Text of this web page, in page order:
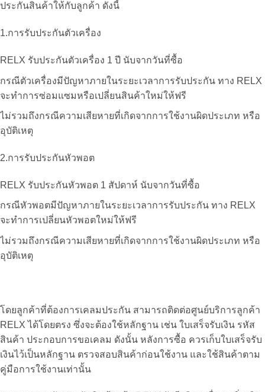
ประกันสินค้าให้กับลูกค้า ดังนี้
1.การรับประกันตัวเครื่อง
RELX รับประกันตัวเครื่อง 1 ปี นับจากวันที่ซื้อ
กรณีตัวเครื่องมีปัญหาภายในระยะเวลาการรับประกัน ทาง RELX
จะทำการซ่อมแซมหรือเปลี่ยนสินค้าใหม่ให้ฟรี
ไม่รวมถึงกรณีความเสียหายที่เกิดจากการใช้งานผิดประเภท หรือ
อุบัติเหตุ
2.การรับประกันหัวพอต
RELX รับประกันหัวพอต 1 สัปดาห์ นับจากวันที่ซื้อ
กรณีหัวพอตมีปัญหาภายในระยะเวลาการรับประกัน ทาง RELX
จะทำการเปลี่ยนหัวพอตใหม่ให้ฟรี
ไม่รวมถึงกรณีความเสียหายที่เกิดจากการใช้งานผิดประเภท หรือ
อุบัติเหตุ
โดยลูกค้าที่ต้องการเคลมประกัน สามารถติดต่อศูนย์บริการลูกค้า
RELX ได้โดยตรง ซึ่งจะต้องใช้หลักฐาน เช่น ใบเสร็จรับเงิน รหัส
สินค้า ประกอบการขอเคลม ดังนั้น หลังการซื้อ ควรเก็บใบเสร็จรับ
เงินไว้เป็นหลักฐาน ตรวจสอบสินค้าก่อนใช้งาน และใช้สินค้าตาม
คู่มือการใช้งานเท่านั้น